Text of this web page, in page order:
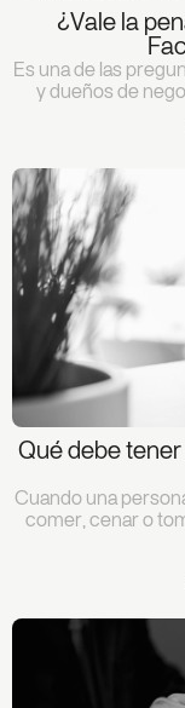
¿Vale la
Es una de las
y dueños de
Qué debe
Cuando una
comer, cenar o